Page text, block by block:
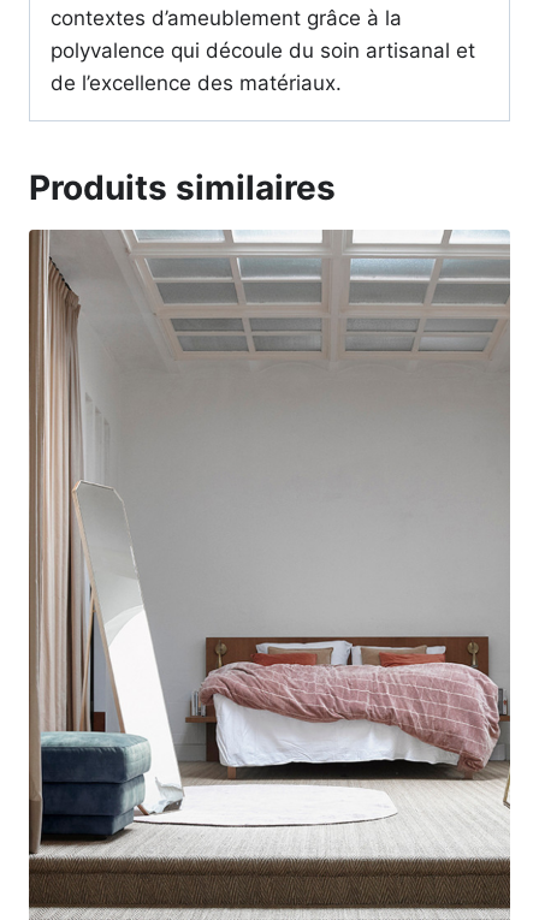
contextes d’ameublement grâce à la
polyvalence qui découle du soin artisanal et
de l’excellence des matériaux.
Produits similaires